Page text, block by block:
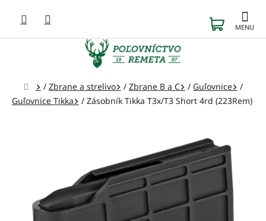
obsah
KOŠÍK
Domov
/ Zbrane a strelivo / Zbrane B a C / Guľovnice
/
Guľovnice Tikka
/ Zásobník Tikka T3x/T3 Short 4rd (223Rem)